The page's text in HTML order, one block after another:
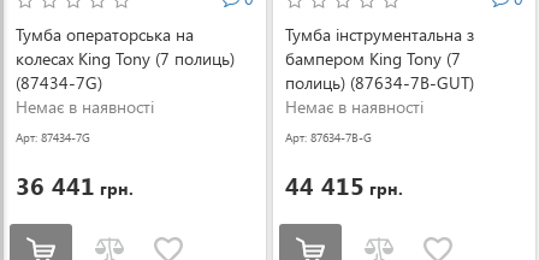
Тумба операторська на
колесах King Tony (7 полиць)
(87434-7G)
Немає в наявності
Арт: 87434-7G
36 441 грн.
Тумба інструментальна з
бампером King Tony (7
полиць) (87634-7B-GUT)
Немає в наявності
Арт: 87634-7B-G
44 415 грн.